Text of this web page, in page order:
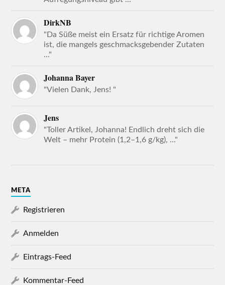
DirkNB
"Da Süße meist ein Ersatz für richtige Aromen
ist, die mangels geschmacksgebender Zutaten
..."
Johanna Bayer
"Vielen Dank, Jens! "
Jens
"Toller Artikel, Johanna! Endlich dreht sich die
Welt – mehr Protein (1,2–1,6 g/kg), ..."
META
Registrieren
Anmelden
Eintrags-Feed
Kommentar-Feed